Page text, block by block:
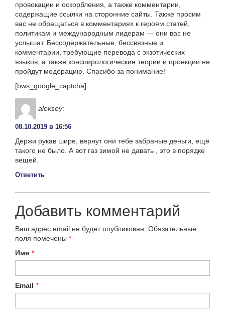
провокации и оскорбления, а также комментарии,
содержащие ссылки на сторонние сайты. Также просим
вас не обращаться в комментариях к героям статей,
политикам и международным лидерам — они вас не
услышат. Бессодержательные, бессвязные и
комментарии, требующие перевода с экзотических
языков, а также конспирологические теории и проекции не
пройдут модерацию. Спасибо за понимание!
[bws_google_captcha]
aleksey:
08.10.2019 в 16:56
Держи рукав шире, вернут они тебе забраные деньги, ещё
такого не было. А вот газ зимой не давать , это в порядке
вещей.
Ответить
Добавить комментарий
Ваш адрес email не будет опубликован. Обязательные
поля помечены *
Имя *
Email *